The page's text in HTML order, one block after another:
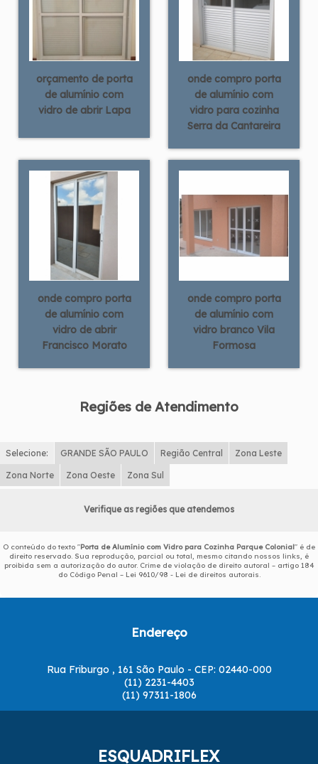
orçamento de porta
de alumínio com
vidro de abrir Lapa
onde compro porta
de alumínio com
vidro para cozinha
Serra da Cantareira
onde compro porta
de alumínio com
vidro de abrir
Francisco Morato
onde compro porta
de alumínio com
vidro branco Vila
Formosa
Regiões de Atendimento
Selecione: GRANDE SÃO PAULO Região Central Zona Leste
Zona Norte Zona Oeste Zona Sul
Verifique as regiões que atendemos
O conteúdo do texto "Porta de Alumínio com Vidro para Cozinha Parque Colonial" é de
direito reservado. Sua reprodução, parcial ou total, mesmo citando nossos links, é
proibida sem a autorização do autor. Crime de violação de direito autoral – artigo 184
do Código Penal – Lei 9610/98 - Lei de direitos autorais
Endereço
Rua Friburgo , 161 São Paulo - CEP: 02440-000
(11) 2231-4403
(11) 97311-1806
ESQUADRIFLEX